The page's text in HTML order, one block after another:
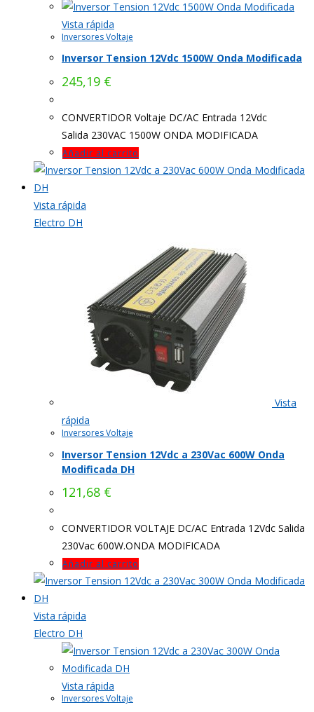
Vista rápida
Inversores Voltaje
Inversor Tension 12Vdc 1500W Onda Modificada
245,19 €
CONVERTIDOR Voltaje DC/AC Entrada 12Vdc
Salida 230VAC 1500W ONDA MODIFICADA
Añadir al carrito
Vista rápida
Electro DH
Vista
rápida
Inversores Voltaje
Inversor Tension 12Vdc a 230Vac 600W Onda
Modificada DH
121,68 €
CONVERTIDOR VOLTAJE DC/AC Entrada 12Vdc Salida
230Vac 600W.ONDA MODIFICADA
Añadir al carrito
Vista rápida
Electro DH
Vista rápida
Inversores Voltaje